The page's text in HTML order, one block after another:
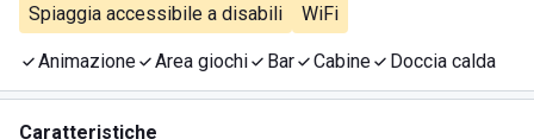
Spiaggia accessibile a disabili WiFi
Animazione Area giochi Bar Cabine Doccia calda
Caratteristiche